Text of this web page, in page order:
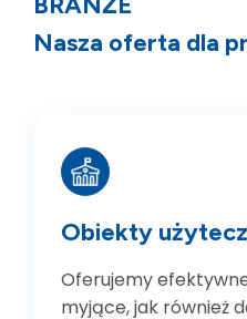
Nasza oferta dla
Obiekty
Oferujemy
myjące, jak również